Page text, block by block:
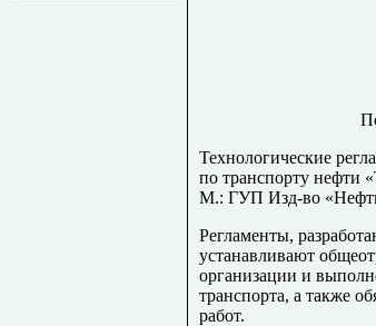
Технологические
по транспорту нефти
М.: ГУП Изд-во
Регламенты,
устанавливают
организации и
транспорта, а также
работ.